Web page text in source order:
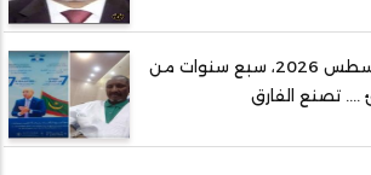
أغسطس 2019- أغسطس 2026، سبع سنوات من
.... تصنع الفارق